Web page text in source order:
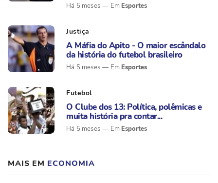
Há 5 meses Esportes
Justiça
A Máfia do Apito - O maior escândalo
da história do futebol brasileiro
Há 5 meses Esportes
Futebol
O Clube dos 13: Política, polêmicas e
muita história pra contar...
Há 5 meses Esportes
MAIS EM ECONOMIA